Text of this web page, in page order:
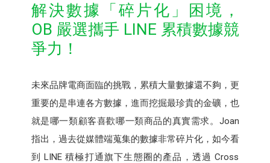
解決數據「碎片化」困境，
OB 嚴選攜手 LINE 累積數據競
爭力！
未來品牌電商面臨的挑戰，累積大量數據還不夠，更
重要的是串連各方數據，進而挖掘最珍貴的金礦，也
就是哪一類顧客喜歡哪一類商品的真實需求。Joan
指出，過去從媒體端蒐集的數據非常碎片化，如今看
到 LINE 積極打通旗下生態圈的產品，透過 Cross